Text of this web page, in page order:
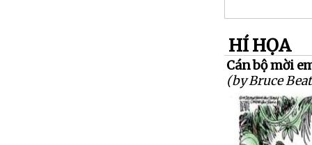
HÍ HỌA
Cán bộ mời
(by Bruce